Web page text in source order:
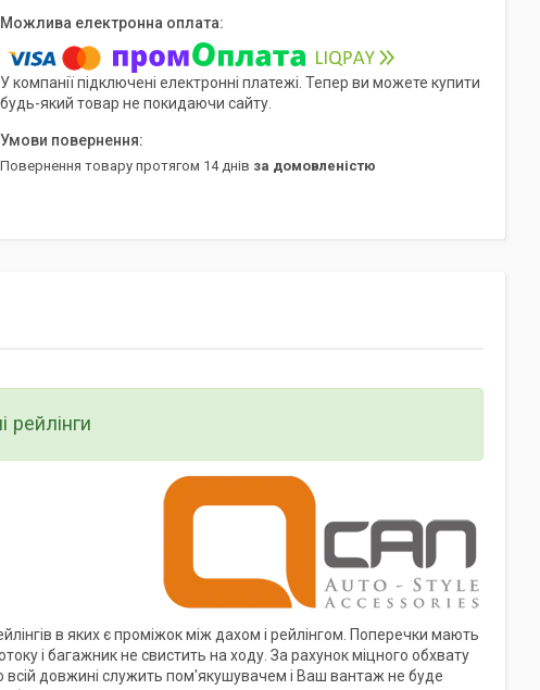
У компанії підключені електронні платежі. Тепер ви можете купити
будь-який товар не покидаючи сайту.
повернення товару протягом 14 днів за домовленістю
рейлінги
в яких є проміжок між дахом і рейлінгом. Поперечки мають
і багажник не свистить на ходу. За рахунок міцного обхвату
всій довжині служить пом'якушувачем і Ваш вантаж не буде